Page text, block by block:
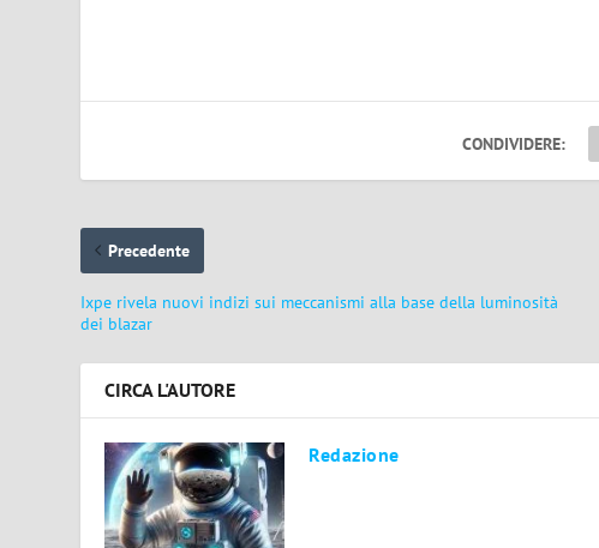
CONDIVIDERE:
Precedente
Ixpe rivela nuovi indizi sui meccanismi alla base della luminosità
dei blazar
CIRCA L'AUTORE
Redazione